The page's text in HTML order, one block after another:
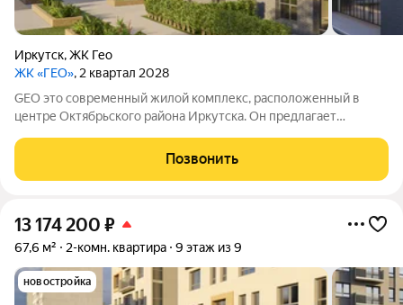
Иркутск,ЖК Гео
ЖК «ГЕО», 2 квартал 2028
GEO это современный жилой комплекс, расположенный в
центре Октябрьского района Иркутска. Он предлагает
и возможности для отдыха и общения. Комплекс находится в
престижном районе города.
Позвонить
13 174 200 ₽
67,6 м² 2-комн. квартира 9 этаж из 9
новостройка